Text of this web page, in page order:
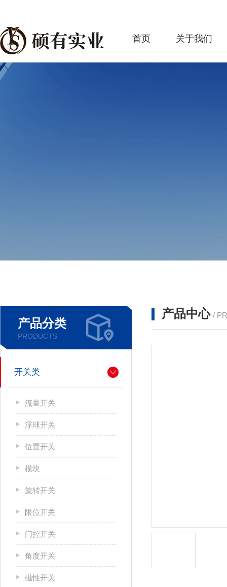
首页 关于我们
产品分类
PRODUCTS
开关类
流量开关
浮球开关
位置开关
模块
旋转开关
限位开关
门控开关
角度开关
磁性开关
产品中心 /